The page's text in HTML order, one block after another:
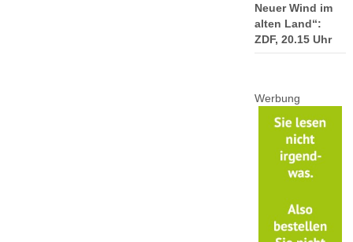
Neuer Wind im
alten Land“:
ZDF, 20.15 Uhr
Werbung